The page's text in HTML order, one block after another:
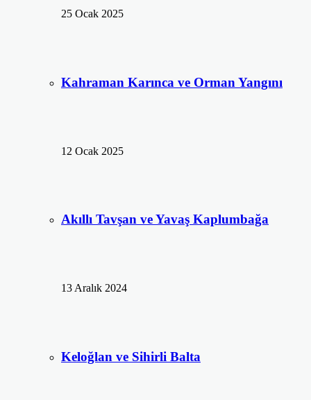
25 Ocak 2025
Kahraman Karınca ve Orman Yangını
12 Ocak 2025
Akıllı Tavşan ve Yavaş Kaplumbağa
13 Aralık 2024
Keloğlan ve Sihirli Balta